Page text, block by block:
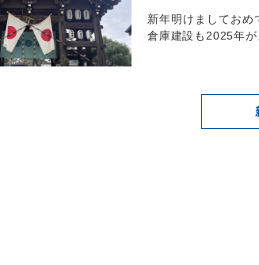
新年明けましておめ
倉庫建設も2025年